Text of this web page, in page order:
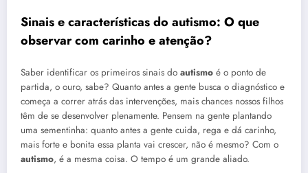
Sinais e características do autismo: O que
observar com carinho e atenção?
Saber identificar os primeiros sinais do autismo é o ponto de
partida, o ouro, sabe? Quanto antes a gente busca o diagnóstico e
começa a correr atrás das intervenções, mais chances nossos filhos
têm de se desenvolver plenamente. Pensem na gente plantando
uma sementinha: quanto antes a gente cuida, rega e dá carinho,
mais forte e bonita essa planta vai crescer, não é mesmo? Com o
autismo, é a mesma coisa. O tempo é um grande aliado.